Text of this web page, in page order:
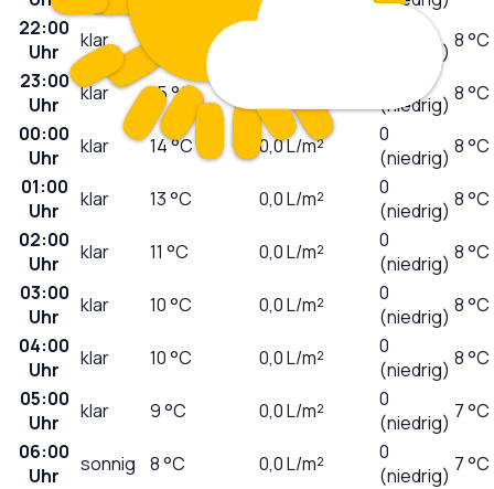
22:00
Uhr
klar
(niedrig) 8 °C
23:00
Uhr
klar 15°C
(niedrig) 8 °C
00:00
Uhr
klar 14°C 0,0L/m²
0
(niedrig) 8 °C
01:00
Uhr
klar 13°C 0,0L/m²
0
(niedrig) 8 °C
02:00
Uhr
klar 11 °C 0,0L/m²
0
(niedrig) 8 °C
03:00
Uhr
klar 10°C 0,0L/m²
0
(niedrig) 8 °C
04:00
Uhr
klar 10°C 0,0L/m²
0
(niedrig) 8 °C
05:00
Uhr
klar 9°C 0,0L/m²
0
(niedrig) 7 °C
06:00
Uhr
sonnig 8°C 0,0L/m²
0
(niedrig) 7 °C